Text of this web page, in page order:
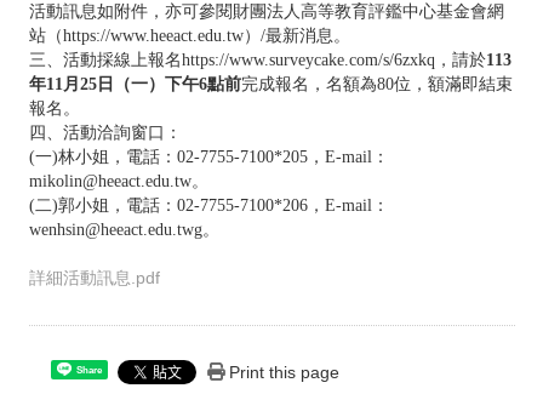
活動訊息如附件，亦可參閱財團法人高等教育評鑑中心基金會網
站（https://www.heeact.edu.tw）/最新消息。
三、活動採線上報名https://www.surveycake.com/s/6zxkq，請於113
年11月25日（一）下午6點前完成報名，名額為80位，額滿即結束
報名。
四、活動洽詢窗口：
(一)林小姐，電話：02-7755-7100*205，E-mail：
mikolin@heeact.edu.tw。
(二)郭小姐，電話：02-7755-7100*206，E-mail：
wenhsin@heeact.edu.twg。
詳細活動訊息.pdf
Share Print this page